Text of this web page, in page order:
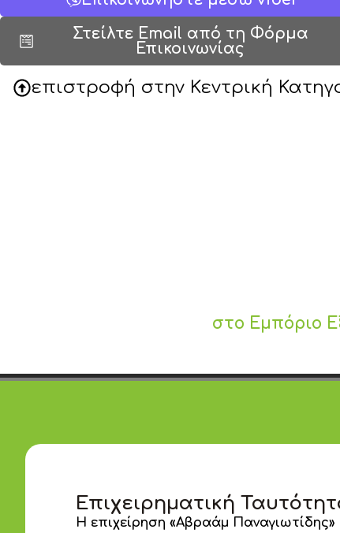
Στείλτε Email από τη Φόρμα
Επικοινωνίας
επιστροφή στην Κεντρική
στο Εμπόριο
Επιχειρηματική
Η επιχείρηση «Αβραάμ Παναγιωτίδης»